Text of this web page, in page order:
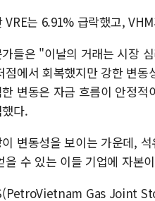
VRE는 6.91% 급락했고,
가들은 "이날의 거래는 시장
점에서 회복했지만 강한 변
변동은 자금 흐름이 안정
다.
변동성을 보이는 가운데,
을 수 있는 이들 기업에 자본
Gas Joint